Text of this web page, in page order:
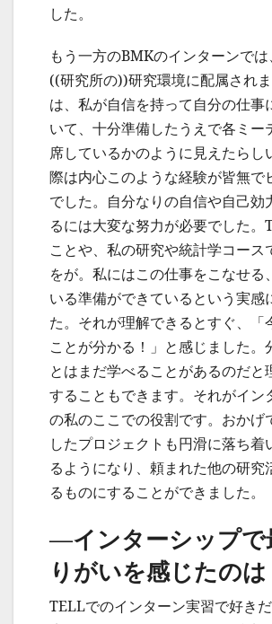
した。
もう一方のBMKのインターンで
((研究所の))研究環境に配属され
は、私が自信を持って自分の仕事
いて、十分準備したうえで各ミー
席しているかのように見えたらし
際は内心このような経験が皆無で
でした。自分なりの自信や自己効
るには大変な努力が必要でした。
ことや、私の研究や統計学コース
をが。私にはこの仕事をこなせる
いる準備ができているという実感
た。それが理解できるとすぐ、「
ことが分かる！」と感じました。
とはまだ学べることがあるのだと
することもできます。それがイン
の私のここでの役割です。おかげ
したプロジェクトも円滑に落ち着
るようになり、頼まれた他の研究
るものにすることができました。
—インターシップで
りがいを感じたのは
TELLでのインターン実習で好き